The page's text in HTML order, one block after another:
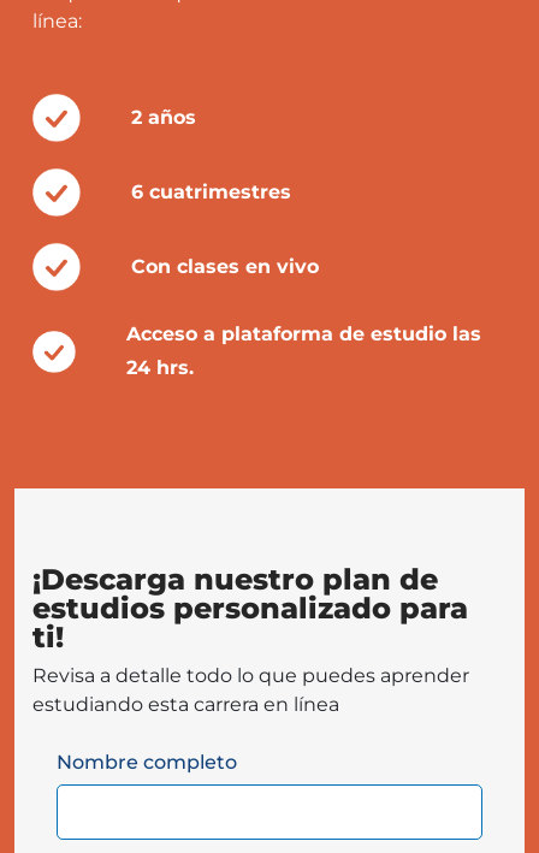
línea:
2 años
6 cuatrimestres
Con clases en vivo
Acceso a plataforma de estudio las
24 hrs.
¡Descarga nuestro plan de
estudios personalizado para
ti!
Revisa a detalle todo lo que puedes aprender
estudiando esta carrera en línea
Nombre completo